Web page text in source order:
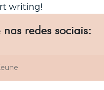
writing!
redes sociais: